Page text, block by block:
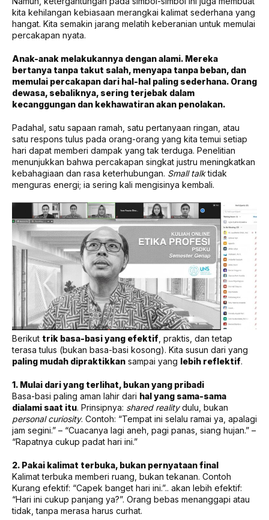
kita kehilangan kebiasaan merangkai kalimat sederhana yang
hangat. Kita semakin jarang melatih keberanian untuk memulai
percakapan nyata.
Anak-anak melakukannya dengan alami. Mereka
bertanya tanpa takut salah, menyapa tanpa beban, dan
memulai percakapan dari hal-hal paling sederhana. Orang
dewasa, sebaliknya, sering terjebak dalam
kecanggungan dan kekhawatiran akan penolakan.
Padahal, satu sapaan ramah, satu pertanyaan ringan, atau
satu respons tulus pada orang-orang yang kita temui setiap
hari dapat memberi dampak yang tak terduga. Penelitian
menunjukkan bahwa percakapan singkat justru meningkatkan
kebahagiaan dan rasa keterhubungan. Small talktidak
menguras energi; ia sering kali mengisinya kembali.
Berikut trik basa-basi yang efektif , praktis, dan tetap
terasa tulus (bukan basa-basi kosong). Kita susun dari yang
paling mudah dipraktikkan sampai yang lebih reflektif.
1. Mulai dari yang terlihat, bukan yang pribadi
Basa-basi paling aman lahir dari hal yang sama-sama
dialami saat itu. Prinsipnya: shared realitydulu, bukan
personal curiosity. Contoh: “Tempat ini selalu ramai ya, apalagi
jam segini.” – “Cuacanya lagi aneh, pagi panas, siang hujan.” –
“Rapatnya cukup padat hari ini.”
2. Pakai kalimat terbuka, bukan pernyataan final
Kalimat terbuka memberi ruang, bukan tekanan. Contoh
Kurang efektif: “Capek banget hari ini.”.. akan lebih efektif:
“Hari ini cukup panjang ya?”. Orang bebas menanggapi atau
tidak, tanpa merasa harus curhat.